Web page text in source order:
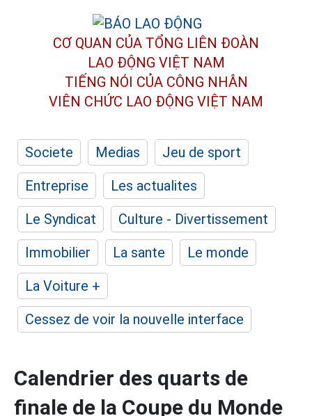
CƠ QUAN CỦA TỔNG LIÊN ĐOÀN
LAO ĐỘNG VIỆT NAM
TIẾNG NÓI CỦA CÔNG NHÂN
VIÊN CHỨC LAO ĐỘNG VIỆT NAM
Societe Medias
Jeu de sport
Entreprise
Les actualites
Le Syndicat
Culture - Divertissement
Immobilier
La sante
Le monde
La Voiture +
Cessez de voir la nouvelle interface
Calendrier des quarts de
finale de la Coupe du Monde